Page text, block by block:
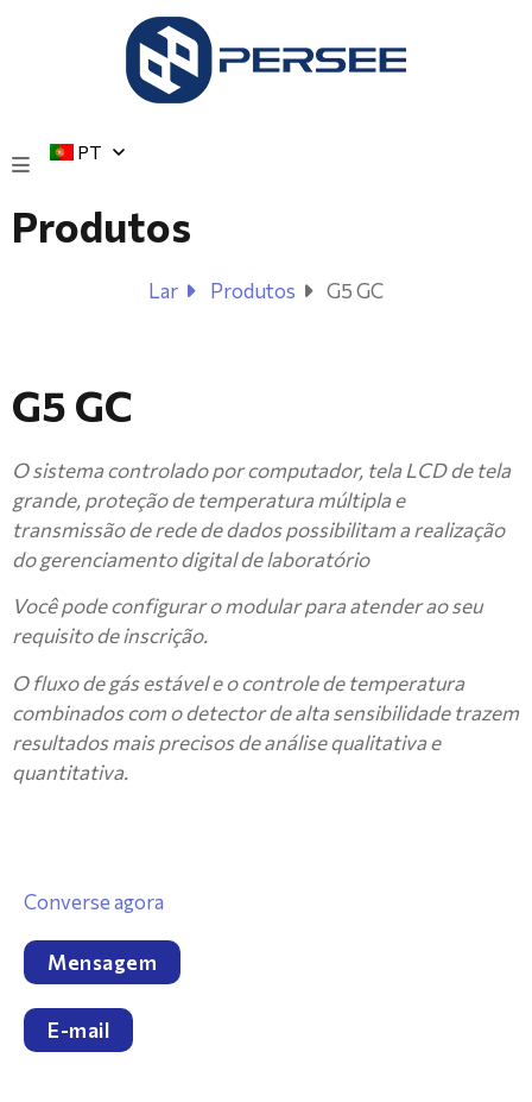
PT
Produtos
Lar Produtos G5 GC
G5 GC
O sistema controlado por computador, tela LCD de tela
grande, proteção de temperatura múltipla e
transmissão de rede de dados possibilitam a realização
do gerenciamento digital de laboratório
Você pode configurar o modular para atender ao seu
requisito de inscrição.
O fluxo de gás estável e o controle de temperatura
combinados com o detector de alta sensibilidade trazem
resultados mais precisos de análise qualitativa e
quantitativa.
Converse agora
Mensagem
E-mail